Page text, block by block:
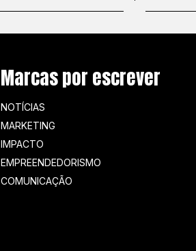
Marcas por escrever
NOTÍCIAS
MARKETING
IMPACTO
EMPREENDEDORISMO
COMUNICAÇÃO